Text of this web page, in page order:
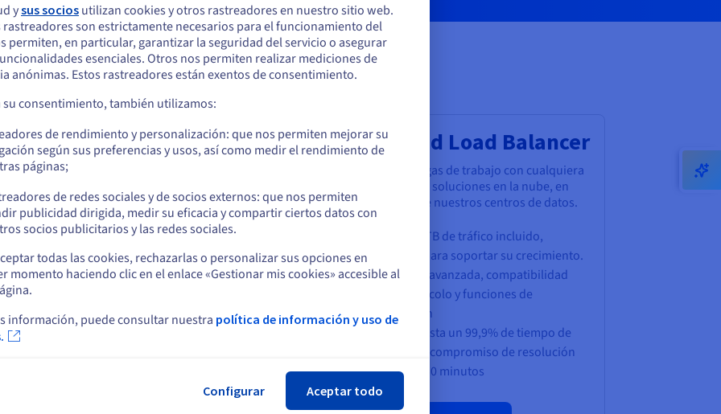
región de Toronto
OVHcloud Connect
vRack OVHcloud.
Conexión dedicada con ancho de banda
de 1Gbit/s o 10Gbit/s
De 200Mbit/s a 5Gbit/s de ancho de
Conexión de capa 2 o capa 3
OVHcloud Load Balancer
Escale sus cargas de trabajo con cualquiera
de nuestras soluciones en la nube, en
cualquiera de nuestros centros de datos.
Hasta 100 TB de tráfico incluido,
escalable para soportar su crecimiento.
Seguridad avanzada, compatibilidad
multiprotocolo y funciones de
aceleración
SLA con hasta un 99,9% de tiempo de
actividad y compromiso de resolución
rápida en 30 minutos
que está ubicado en Estados Unidos
hacer un pedido desde Estados Unidos, deberá buscar el sitio web
y crear una cuenta.
us.ovhcloud.com/lp Inglés USD - $
Permanezca en el sitio web actual
otro sitio web
ysus socios utilizan cookies y otros rastreadores en nuestro sitio web.
rastreadores son estrictamente necesarios para el funcionamiento del
permiten, en particular, garantizar la seguridad del servicio o asegurar
esenciales. Otros nos permiten realizar mediciones de
anónimas. Estos rastreadores están exentos de consentimiento.
su consentimiento, también utilizamos:
de rendimiento y personalización: que nos permiten mejorar su
según sus preferencias y usos, así como medir el rendimiento de
páginas;
de redes sociales y de socios externos: que nos permiten
publicidad dirigida, medir su eficacia y compartir ciertos datos con
socios publicitarios y las redes sociales.
todas las cookies, rechazarlas o personalizar sus opciones en
momento haciendo clic en el enlace «Gestionar mis cookies» accesible al
información, puede consultar nuestra política de información y uso de
Configurar Aceptar todo